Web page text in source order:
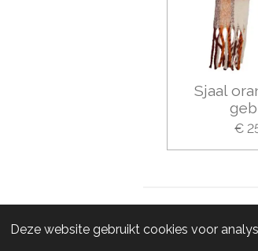
Deze website gebruikt cookies voor
Sjaal
€
© 2020 - 2026